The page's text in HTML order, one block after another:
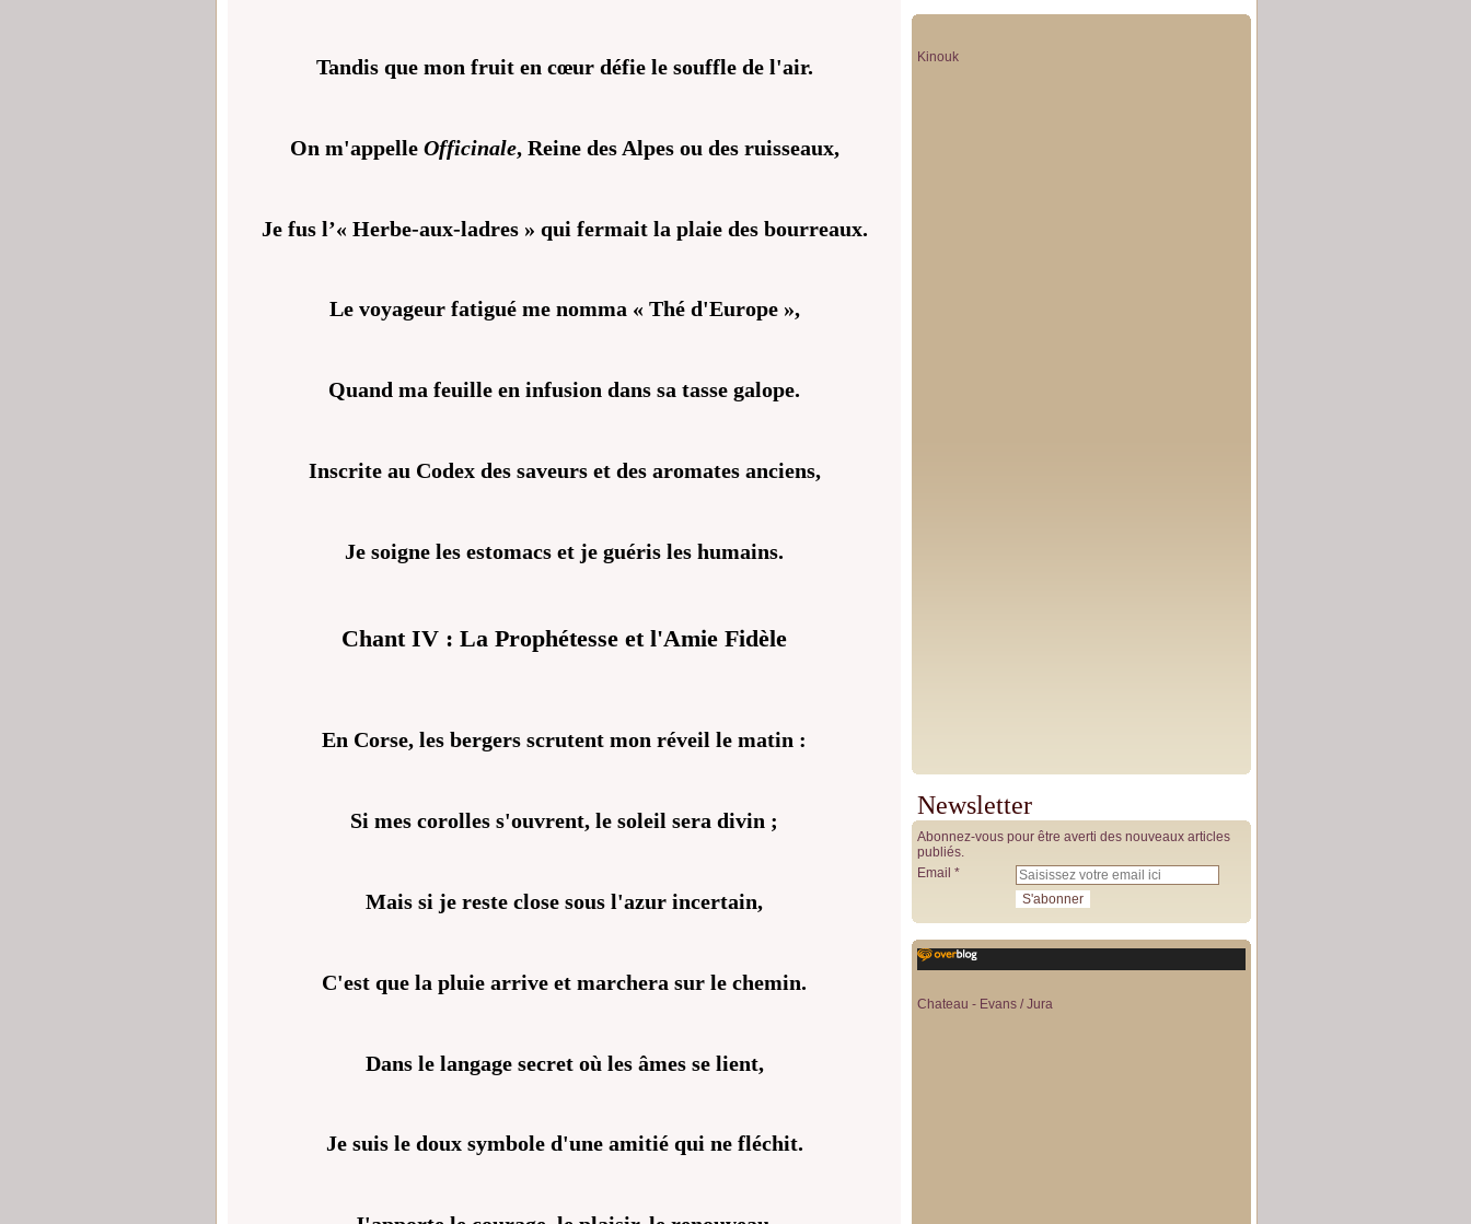
Tandis que mon fruit en cœur défie le souffle de l'air.
On m'appelle Officinale, Reine des Alpes ou des ruisseaux,
Je fus l’« Herbe-aux-ladres » qui fermait la plaie des bourreaux.
Le voyageur fatigué me nomma « Thé d'Europe »,
Quand ma feuille en infusion dans sa tasse galope.
Inscrite au Codex des saveurs et des aromates anciens,
Je soigne les estomacs et je guéris les humains.
Chant IV : La Prophétesse et l'Amie Fidèle
En Corse, les bergers scrutent mon réveil le matin :
Si mes corolles s'ouvrent, le soleil sera divin ;
Mais si je reste close sous l'azur incertain,
C'est que la pluie arrive et marchera sur le chemin.
Dans le langage secret où les âmes se lient,
Je suis le doux symbole d'une amitié qui ne fléchit.
Kinouk
Newsletter
Abonnez-vous pour être averti des nouveaux articles
publiés.
Email
Chateau - Evans / Jura